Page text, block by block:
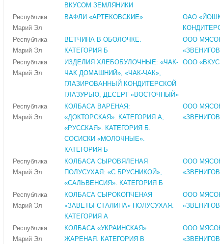
ВКУСОМ ЗЕМЛЯНИКИ
Республика
Марий Эл
ВАФЛИ «АРТЕКОВСКИЕ»
ОАО
Республика
Марий Эл
ВЕТЧИНА В ОБОЛОЧКЕ.
КАТЕГОРИЯ Б
ООО
Республика
Марий Эл
ИЗДЕЛИЯ ХЛЕБОБУЛОЧНЫЕ: «ЧАК-
ЧАК ДОМАШНИЙ», «ЧАК-ЧАК»,
ГЛАЗИРОВАННЫЙ КОНДИТЕРСКОЙ
ГЛАЗУРЬЮ, ДЕСЕРТ «ВОСТОЧНЫЙ»
ООО
Республика
Марий Эл
КОЛБАСА ВАРЕНАЯ:
«ДОКТОРСКАЯ». КАТЕГОРИЯ А,
«РУССКАЯ». КАТЕГОРИЯ Б.
СОСИСКИ «МОЛОЧНЫЕ».
КАТЕГОРИЯ Б
ООО
Республика
Марий Эл
КОЛБАСА СЫРОВЯЛЕНАЯ
ПОЛУСУХАЯ: «С БРУСНИКОЙ»,
«САЛЬВЕНСИЯ». КАТЕГОРИЯ Б
ООО
Республика
Марий Эл
КОЛБАСА СЫРОКОПЧЕНАЯ
«ЗАВЕТЫ СТАЛИНА» ПОЛУСУХАЯ.
КАТЕГОРИЯ А
ООО
Республика
Марий Эл
КОЛБАСА «УКРАИНСКАЯ»
ЖАРЕНАЯ. КАТЕГОРИЯ В
ООО